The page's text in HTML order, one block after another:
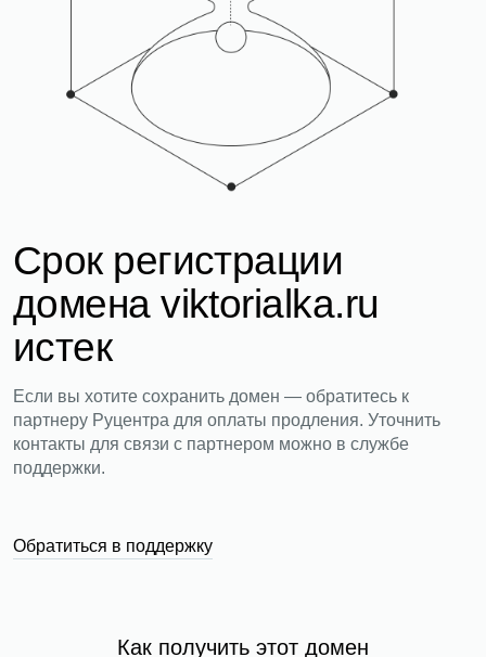
Срок регистрации
домена viktorialka.ru
истек
Если вы хотите сохранить домен — обратитесь к
партнеру Руцентра для оплаты продления. Уточнить
контакты для связи с партнером можно в службе
поддержки.
Обратиться в поддержку
Как получить этот домен